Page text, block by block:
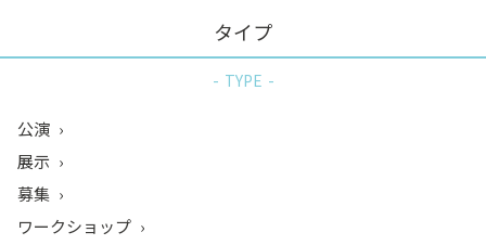
タイプ
TYPE
公演
展示
募集
ワークショップ